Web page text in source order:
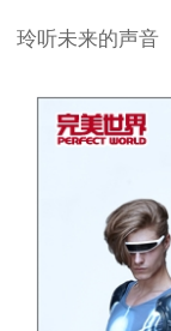
玲听未来的声音